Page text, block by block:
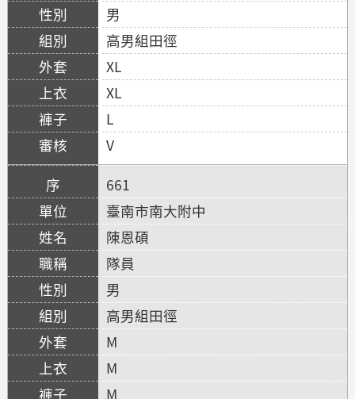
男
高男組田徑
XL
XL
L
V
661
臺南市南大附中
陳恩碩
隊員
男
高男組田徑
M
M
M